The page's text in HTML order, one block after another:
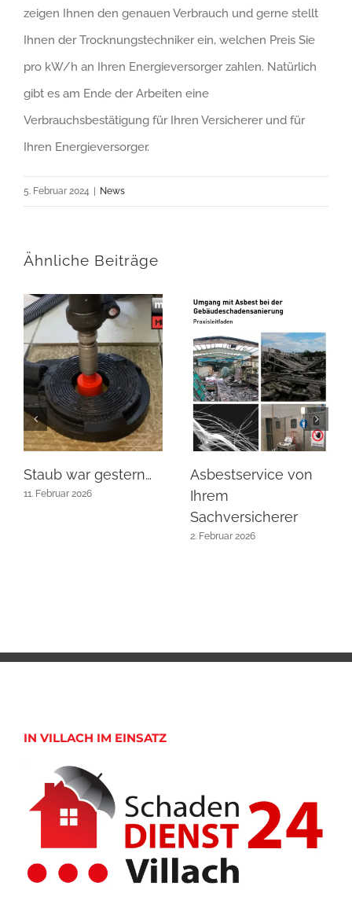
zeigen Ihnen den genauen Verbrauch und gerne stellt
Ihnen der Trocknungstechniker ein, welchen Preis Sie
pro kW/h an Ihren Energieversorger zahlen. Natürlich
gibt es am Ende der Arbeiten eine
Verbrauchsbestätigung für Ihren Versicherer und für
Ihren Energieversorger.
5. Februar 2024 | News
Ähnliche Beiträge
Staub war gestern…
11. Februar 2026
Asbestservice von
Ihrem
Sachversicherer
2. Februar 2026
IN VILLACH IM EINSATZ